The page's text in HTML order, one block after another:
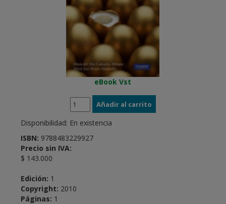
eBook Vst
Disponibilidad: En existencia
ISBN: 9788483229927
Precio sin IVA:
$ 143.000
Edición: 1
Copyright: 2010
Páginas: 1